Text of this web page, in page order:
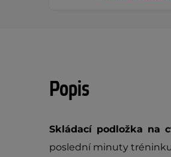
Popis
Skládací podložka na
poslední minuty